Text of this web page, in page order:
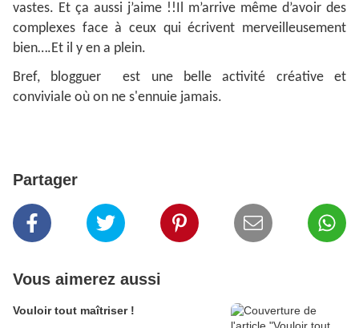
vastes. Et ça aussi j’aime !!Il m’arrive même d’avoir des
complexes face à ceux qui écrivent merveilleusement
bien….Et il y en a plein.
Bref, blogguer est une belle activité créative et
conviviale où on ne s'ennuie jamais.
Partager
Vous aimerez aussi
Vouloir tout maîtriser !